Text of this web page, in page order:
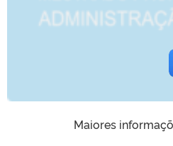
Maiores